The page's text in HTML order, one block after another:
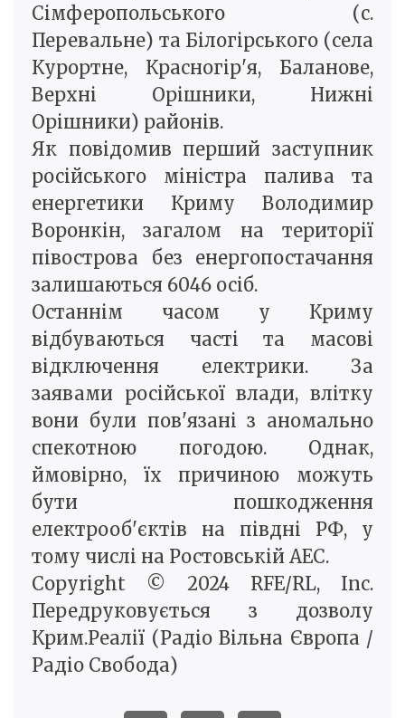
Сімферопольського (с.
Перевальне) та Білогірського (села
Курортне, Красногір'я, Баланове,
Верхні Орішники, Нижні
Орішники) районів.
Як повідомив перший заступник
російського міністра палива та
енергетики Криму Володимир
Воронкін, загалом на території
півострова без енергопостачання
залишаються 6046 осіб.
Останнім часом у Криму
відбуваються часті та масові
відключення електрики. За
заявами російської влади, влітку
вони були пов'язані з аномально
спекотною погодою. Однак,
ймовірно, їх причиною можуть
бути пошкодження
електрооб'єктів на півдні РФ, у
тому числі на Ростовській АЕС.
Copyright © 2024 RFE/RL, Inc.
Передруковується з дозволу
Крим.Реалії (Радіо Вільна Європа /
Радіо Свобода)